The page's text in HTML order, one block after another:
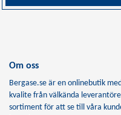
Om oss
Bergase.se är en onlinebutik
kvalite från välkända
sortiment för att se till våra